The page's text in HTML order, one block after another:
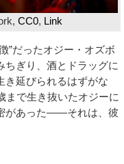
, CC0, Link
”だったオジー・オズボ
ちぎり、酒とドラッグに
き延びられるはずがな
まで生き抜いたオジーに
があった――それは、彼